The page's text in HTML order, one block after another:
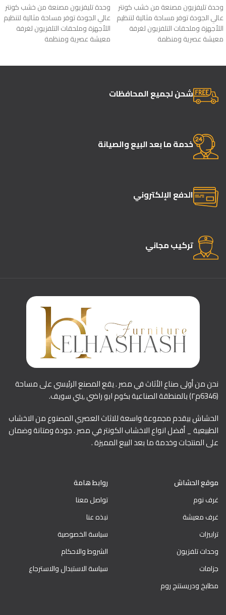
وحدة تليفزيون مصنعة من خشب كونتر
عالي الجودة توفر مساحة مثالية لتنظيم
اللأجهزة وملحقات التلفزيون لغرفة
معيشة عصرية ومنظمة
وحدة تليفزيون مصنعة من خشب كونتر
عالي الجودة توفر مساحة مثالية لتنظيم
اللأجهزة وملحقات التلفزيون لغرفة
معيشة عصرية ومنظمة
شحن لجميع المحافظات
خدمة ما بعد البيع والصيانة
الدفع الإلكتروني
تركيب مجاني
نحن من أولى صناع الأثاث في مصر . يقع المصنع الرئيسي على مساحة
(6346م٢) بالمنطقة الصناعية بكوم ابو راضي ,بني سويف.
الحشاش بيقدم مجموعة واسعة للاثاث العصري المصنوع من الاخشاب
الطبيعية _ أفضل انواع الاخشاب الكونتر في مصر . جودة ومتانة وضمان
على المنتجات وخدمة ما بعد البيع المميزة .
موقع الحشاش
غرف نوم
غرف معيشة
ترابيزات
وحدات تلفزيون
جزامات
مطابخ ودريستنج روم
روابط هامة
تواصل معنا
نبذه عنا
سياسة الخصوصية
الشروط والاحكام
سياسة الاستبدال والاسترجاع